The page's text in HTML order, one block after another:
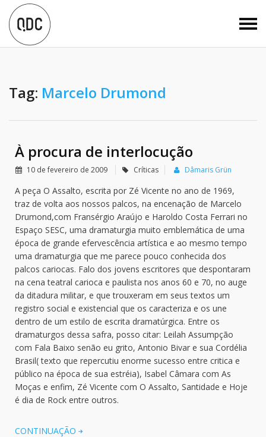
Tag: Marcelo Drumond
À procura de interlocução
10 de fevereiro de 2009 Críticas Dâmaris Grün
A peça O Assalto, escrita por Zé Vicente no ano de 1969,
traz de volta aos nossos palcos, na encenação de Marcelo
Drumond,com Fransérgio Araújo e Haroldo Costa Ferrari no
Espaço SESC, uma dramaturgia muito emblemática de uma
época de grande efervescência artística e ao mesmo tempo
uma dramaturgia que me parece pouco conhecida dos
palcos cariocas. Falo dos jovens escritores que despontaram
na cena teatral carioca e paulista nos anos 60 e 70, no auge
da ditadura militar, e que trouxeram em seus textos um
registro social e existencial que os caracteriza e os une
dentro de um estilo de escrita dramatúrgica. Entre os
dramaturgos dessa safra, posso citar: Leilah Assumpção
com Fala Baixo senão eu grito, Antonio Bivar e sua Cordélia
Brasil( texto que repercutiu enorme sucesso entre critica e
público na época de sua estréia), Isabel Câmara com As
Moças e enfim, Zé Vicente com O Assalto, Santidade e Hoje
é dia de Rock entre outros.
CONTINUAÇÃO